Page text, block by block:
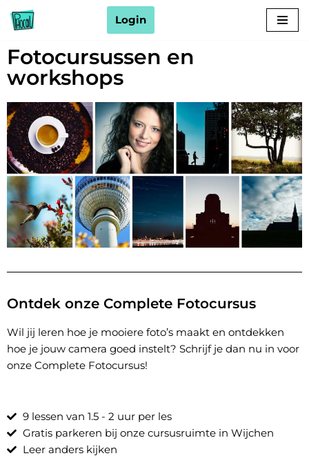
naar
inhoud
Login
Fotocursussen en
workshops
Ontdek onze Complete Fotocursus
Wil jij leren hoe je mooiere foto’s maakt en ontdekken
hoe je jouw camera goed instelt? Schrijf je dan nu in voor
onze Complete Fotocursus!
9 lessen van 1.5 - 2 uur per les
Gratis parkeren bij onze cursusruimte in Wijchen
Leer anders kijken